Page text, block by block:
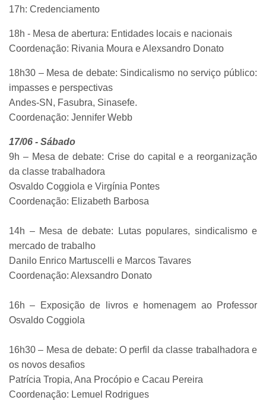
17h: Credenciamento
18h - Mesa de abertura: Entidades locais e nacionais
Coordenação: Rivania Moura e Alexsandro Donato
18h30 – Mesa de debate: Sindicalismo no serviço público:
impasses e perspectivas
Andes-SN, Fasubra, Sinasefe.
Coordenação: Jennifer Webb
17/06 - Sábado
9h – Mesa de debate: Crise do capital e a reorganização
da classe trabalhadora
Osvaldo Coggiola e Virgínia Pontes
Coordenação: Elizabeth Barbosa
14h – Mesa de debate: Lutas populares, sindicalismo e
mercado de trabalho
Danilo Enrico Martuscelli e Marcos Tavares
Coordenação: Alexsandro Donato
16h – Exposição de livros e homenagem ao Professor
Osvaldo Coggiola
16h30 – Mesa de debate: O perfil da classe trabalhadora e
os novos desafios
Patrícia Tropia, Ana Procópio e Cacau Pereira
Coordenação: Lemuel Rodrigues